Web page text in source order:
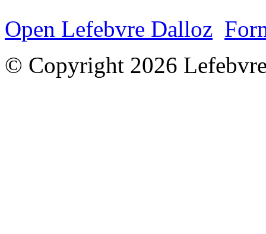
Open Lefebvre Dalloz
© Copyright 2026